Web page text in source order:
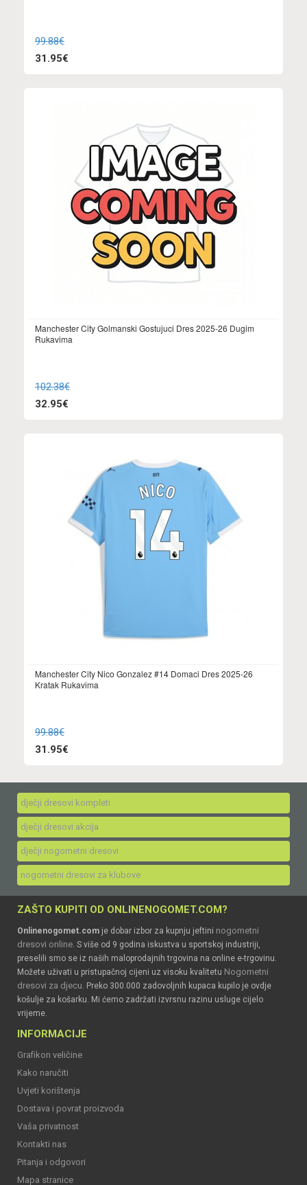
99.88€
31.95€
Manchester City Golmanski Gostujuci Dres 2025-26 Dugim
Rukavima
102.38€
32.95€
Manchester City Nico Gonzalez #14 Domaci Dres 2025-26
Kratak Rukavima
99.88€
31.95€
dječji dresovi kompleti
dječji dresovi akcija
dječji nogometni dresovi
nogometni dresovi za klubove
ZAŠTO KUPITI OD ONLINENOGOMET.COM?
Onlinenogomet.com je dobar izbor za kupnju jeftini nogometni
dresovi online. S više od 9 godina iskustva u sportskoj industriji,
preselili smo se iz naših maloprodajnih trgovina na online e-trgovinu.
Možete uživati u pristupačnoj cijeni uz visoku kvalitetu Nogometni
dresovi za djecu. Preko 300.000 zadovoljnih kupaca kupilo je ovdje
košulje za košarku. Mi ćemo zadržati izvrsnu razinu usluge cijelo
vrijeme.
INFORMACIJE
Grafikon veličine
Kako naručiti
Uvjeti korištenja
Dostava i povrat proizvoda
Vaša privatnost
Kontakti nas
Pitanja i odgovori
Mapa stranice